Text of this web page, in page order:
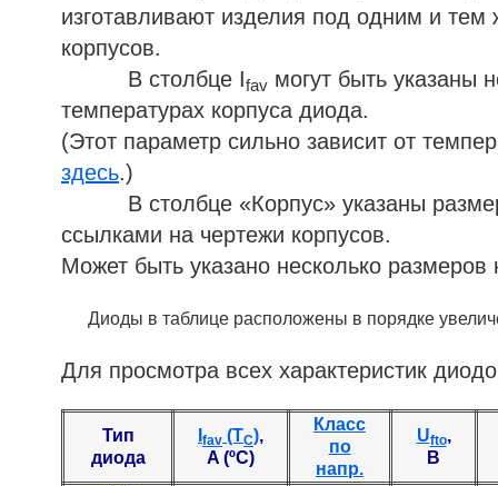
изготавливают изделия под одним и
корпусов.
В столбце Ifav могут быть указаны
температурах корпуса диода.
(Этот параметр сильно зависит от
здесь.)
В столбце «Корпус» указаны
ссылками на чертежи корпусов.
Может быть указано несколько
Диоды в таблице расположены в порядке
Для просмотра всех характеристик
Тип
диода
fav (TC),
A (ºC)
Класс
по
напр.
Ufto,
В